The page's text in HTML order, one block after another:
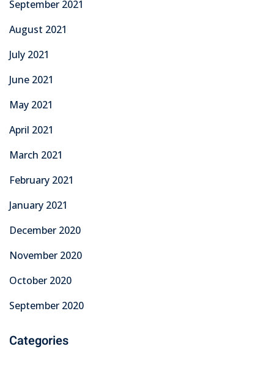
September 2021
August 2021
July 2021
June 2021
May 2021
April 2021
March 2021
February 2021
January 2021
December 2020
November 2020
October 2020
September 2020
Categories